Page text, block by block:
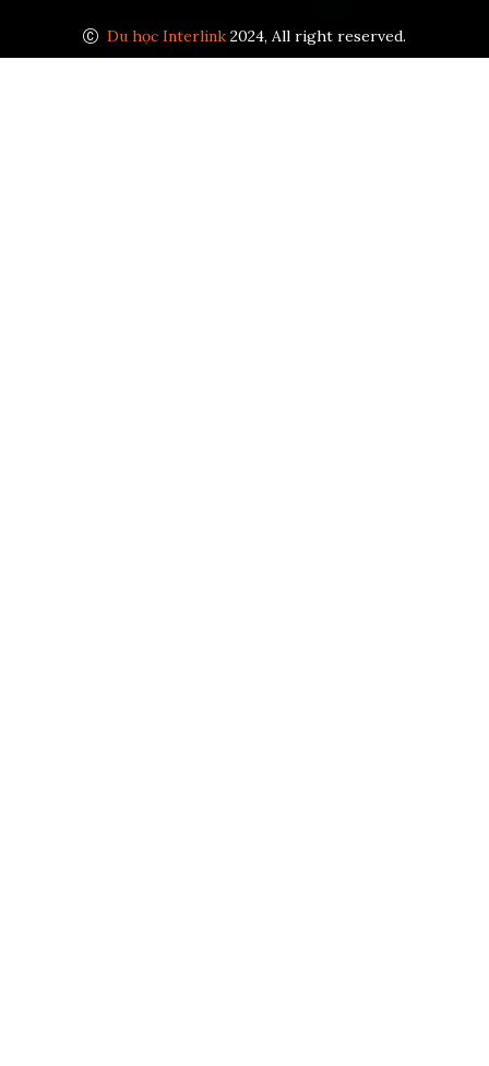
Du học Interlink 2024, All right reserved.